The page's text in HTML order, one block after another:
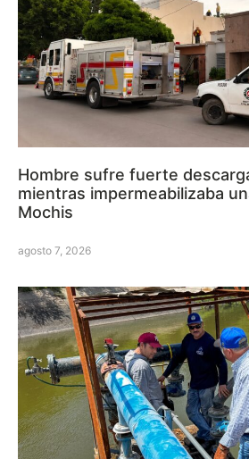
Hombre sufre fuerte
mientras impermeabilizaba
Mochis
agosto 7, 2026